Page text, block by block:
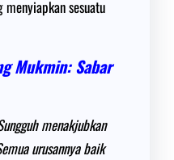
sesuatu
Mukmin: Sabar
menakjubkan
urusannya baik